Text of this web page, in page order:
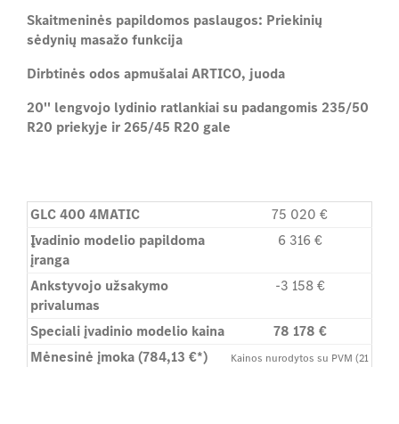
Skaitmeninės papildomos paslaugos: Priekinių
sėdynių masažo funkcija
Dirbtinės odos apmušalai ARTICO, juoda
20'' lengvojo lydinio ratlankiai su padangomis 235/50
R20 priekyje ir 265/45 R20 gale
GLC 400 4MATIC
75 020 €
Įvadinio modelio papildoma
įranga
6 316 €
Ankstyvojo užsakymo
privalumas
-3 158 €
Speciali įvadinio modelio kaina
78 178 €
Mėnesinė įmoka (784,13 €*)
Kainos nurodytos su PVM (21